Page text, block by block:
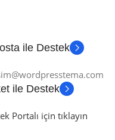
ile Destek
ile Destek
Portalı için tıklayın